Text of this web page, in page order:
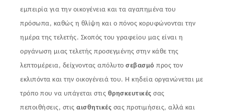
εμπειρία για την οικογένεια και τα αγαπημένα του
πρόσωπα, καθώς η θλίψη και ο πόνος κορυφώνονται την
ημέρα της τελετής. Σκοπός του γραφείου μας είναι η
οργάνωση μιας τελετής προσεγμένης στην κάθε της
λεπτομέρεια, δείχνοντας απόλυτο σεβασμό προς τον
εκλιπόντα και την οικογένειά του. Η κηδεία οργανώνεται με
τρόπο που να υπάγεται στις θρησκευτικές σας
πεποιθήσεις, στις αισθητικές σας προτιμήσεις, αλλά και